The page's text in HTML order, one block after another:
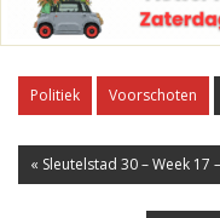
Politiek Voorschoten
« Sleutelstad 30 – Week